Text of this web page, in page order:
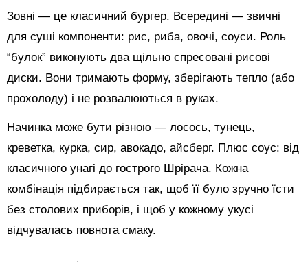
Зовні — це класичний бургер. Всередині — звичні
для суші компоненти: рис, риба, овочі, соуси. Роль
“булок” виконують два щільно спресовані рисові
диски. Вони тримають форму, зберігають тепло (або
прохолоду) і не розвалюються в руках.
Начинка може бути різною — лосось, тунець,
креветка, курка, сир, авокадо, айсберг. Плюс соус: від
класичного унагі до гострого Шрірача. Кожна
комбінація підбирається так, щоб її було зручно їсти
без столових приборів, і щоб у кожному укусі
відчувалась повнота смаку.